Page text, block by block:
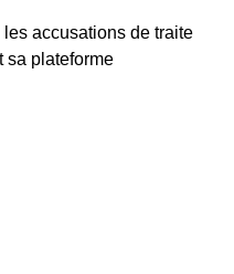
accusations de traite
sa plateforme